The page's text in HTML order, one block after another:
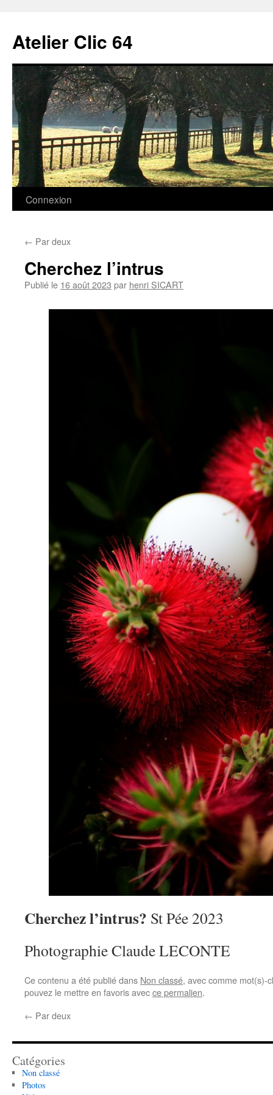
contenu
Atelier Clic 64
Connexion
← Par deux
Cherchez l’intrus
Publié le 16 août 2023 par henri SICART
Cherchez l’intrus? St Pée 2023
Photographie Claude LECONTE
Ce contenu a été publié dans Non classé, avec comme mot(s)-
pouvez le mettre en favoris avecce permalien.
← Par deux
Catégories
Non classé
Photos